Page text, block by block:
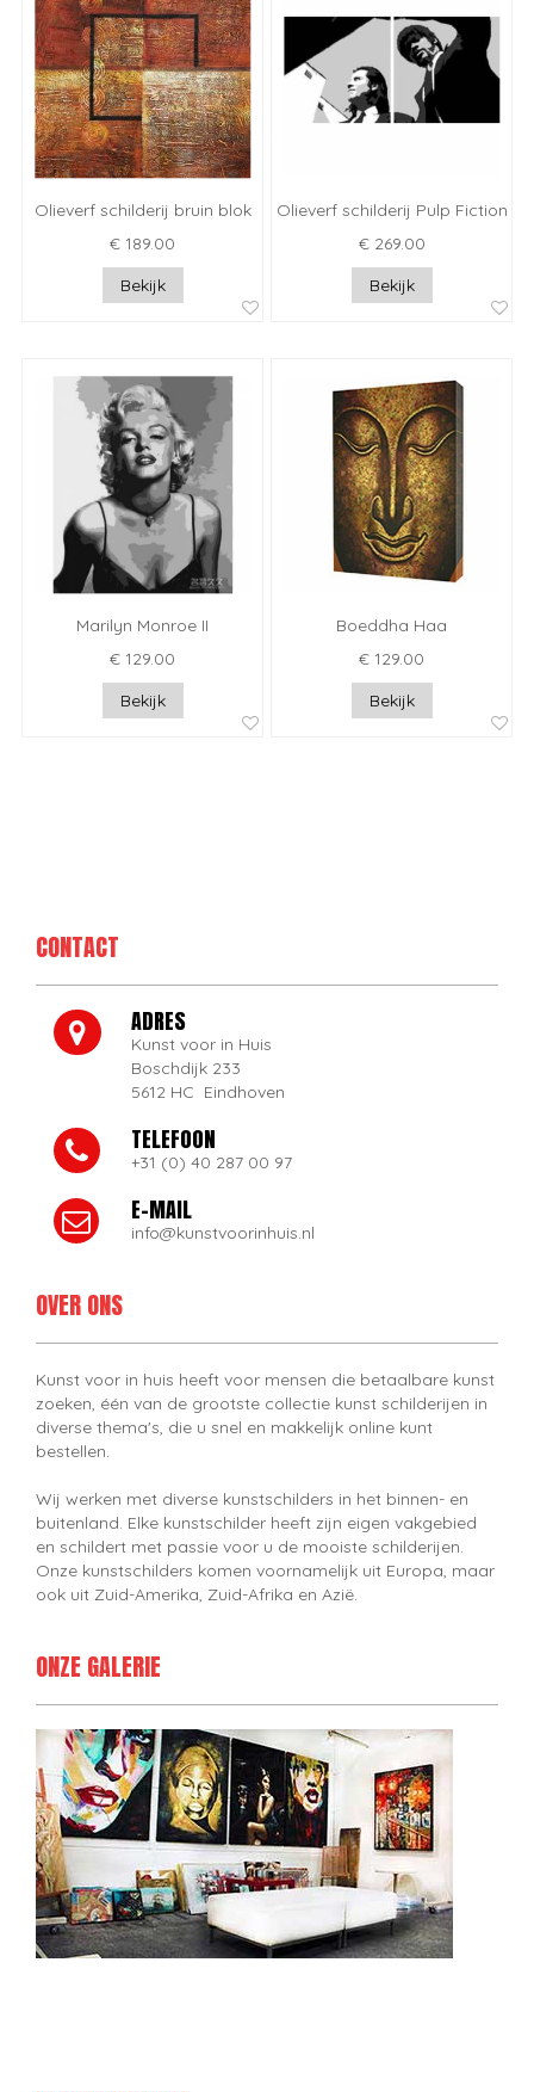
Olieverf schilderij bruin blok
€ 189.00
Bekijk
Olieverf schilderij Pulp Fiction
€ 269.00
Bekijk
Marilyn Monroe II
€ 129.00
Bekijk
Boeddha Haa
€ 129.00
Bekijk
CONTACT
ADRES
Kunst voor in Huis
Boschdijk 233
5612 HC Eindhoven
TELEFOON
+31 (0) 40 287 00 97
E-MAIL
info@kunstvoorinhuis.nl
OVER ONS
Kunst voor in huis heeft voor mensen die betaalbare kunst
zoeken, één van de grootste collectie kunst schilderijen in
diverse thema's, die u snel en makkelijk online kunt
bestellen.
Wij werken met diverse kunstschilders in het binnen- en
buitenland. Elke kunstschilder heeft zijn eigen vakgebied
en schildert met passie voor u de mooiste schilderijen.
Onze kunstschilders komen voornamelijk uit Europa, maar
ook uit Zuid-Amerika, Zuid-Afrika en Azië.
ONZE GALERIE